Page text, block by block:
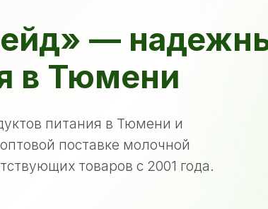
—
в Тюмени
питания в Тюмени и
поставке молочной
товаров с 2001 года.